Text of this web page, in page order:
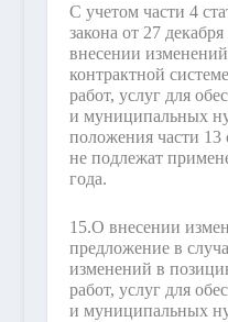
С учетом части 4
закона от 27
внесении
контрактной
работ, услуг для
и муниципальных
положения части 13
не подлежат
года.
15.О внесении
предложение в
изменений в
работ, услуг для
и муниципальных